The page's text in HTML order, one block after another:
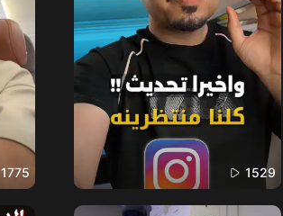
1775 1529